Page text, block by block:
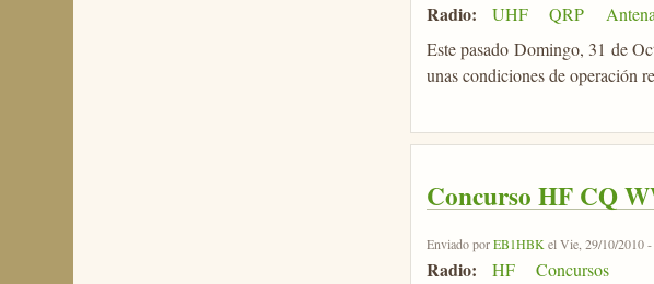
Radio: UHF QRP
Este pasado Domingo, 31 de
unas condiciones de operación
Concurso HF CQ
Enviado porEB1HBKel Vie, 29/10/2010 -
Radio: HF Concursos